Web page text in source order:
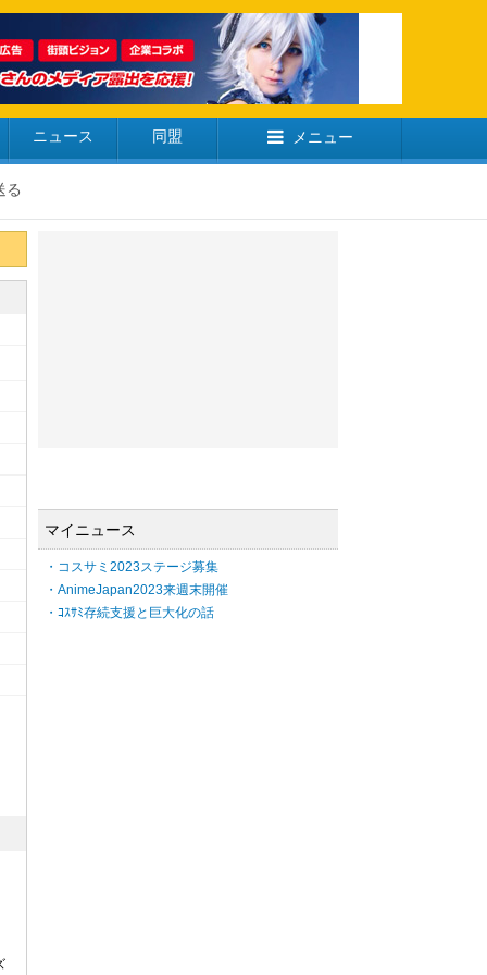
ニュース 同盟 メニュー
る
マイニュース
・コスサミ2023ステージ募集
・AnimeJapan2023来週末開催
・ｺｽｻﾐ存続支援と巨大化の話